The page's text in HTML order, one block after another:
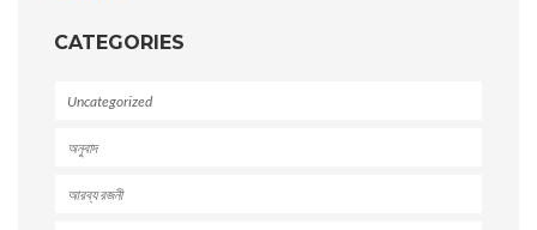
CATEGORIES
Uncategorized
অনুবাদ
আরব্য রজনী